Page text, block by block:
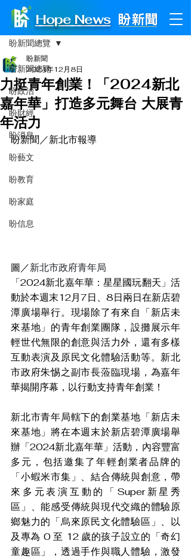
Hope News
文章
盼新聞總覽
盼政治
盼財經
盼消息
盼藝文
盼教育
盼家庭
盼信息
盼新聞總覽
力挺青年創業！「2024新北
嘉年華」打造多元舞台 大展青
年活力
盼新聞
2024年12月8日
盼新聞／新北市報導
圖／新北市政府青年局
「2024新北嘉年華：星星國玩翻天」活
動於本週末12月7日、8日兩日在新店碧
潭廣場舉行。現場除了有來自「新店未
來基地」的青年創業團隊，設攤展示年
輕世代無限的創意與活力外，還有多樣
互動表演及原民文化體驗活動等。新北
市政府朱惕之副市長蒞臨現場，為嘉年
華揭開序幕，以行動支持青年創業！
新北市青年局轄下的創業基地「新店未
來基地」將在本週末於新店碧潭廣場舉
辦「2024新北嘉年華」活動，內容豐富
多元，包括邀集了年輕創業者品牌的
「小蝦米市集」、結合傳統與創意，帶
來多元表演互動的「Super新星秀
區」、能感受傳統與現代交織的體驗原
鄉魅力的「烏來原民文化體驗區」、以
及專為 0 至 12 歲的孩子設立的「奇幻
童趣區」，透過手作與職人體驗，激發